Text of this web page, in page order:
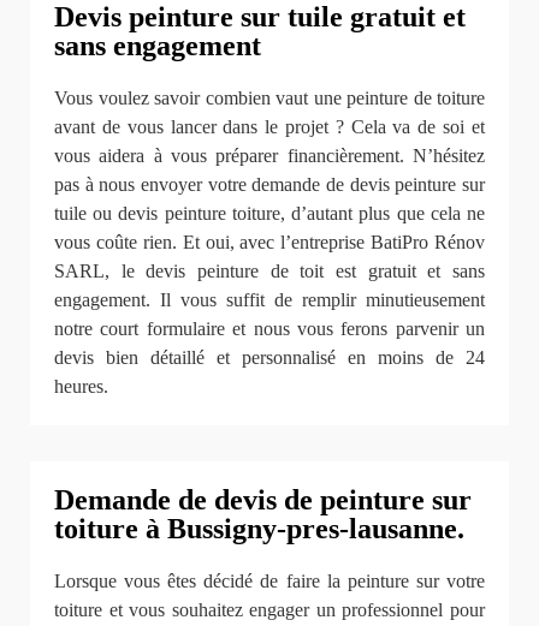
Devis peinture sur tuile gratuit et
sans engagement
Vous voulez savoir combien vaut une peinture de toiture
avant de vous lancer dans le projet ? Cela va de soi et
vous aidera à vous préparer financièrement. N’hésitez
pas à nous envoyer votre demande de devis peinture sur
tuile ou devis peinture toiture, d’autant plus que cela ne
vous coûte rien. Et oui, avec l’entreprise BatiPro Rénov
SARL, le devis peinture de toit est gratuit et sans
engagement. Il vous suffit de remplir minutieusement
notre court formulaire et nous vous ferons parvenir un
devis bien détaillé et personnalisé en moins de 24
heures.
Demande de devis de peinture sur
toiture à Bussigny-pres-lausanne.
Lorsque vous êtes décidé de faire la peinture sur votre
toiture et vous souhaitez engager un professionnel pour